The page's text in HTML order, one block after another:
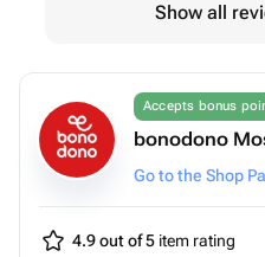
обучение позированию
Show all
Accepts bonus
bonodono
Go to the Shop
4.9 out of 5 item rating